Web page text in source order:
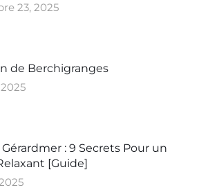
23, 2025
de Berchigranges
: 9 Secrets Pour un
[Guide]